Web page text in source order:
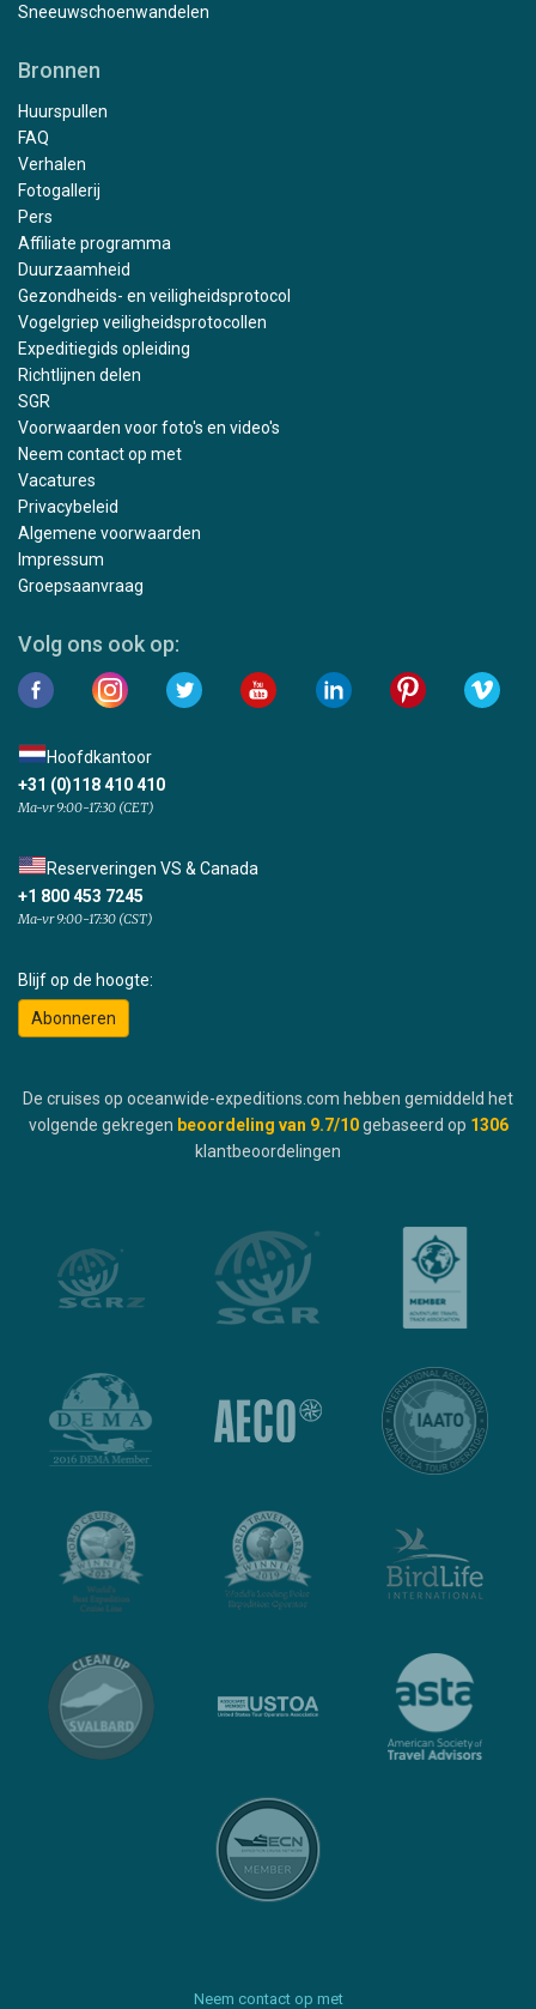
Sneeuwschoenwandelen
Bronnen
Huurspullen
FAQ
Verhalen
Fotogallerij
Pers
Affiliate programma
Duurzaamheid
Gezondheids- en veiligheidsprotocol
Vogelgriep veiligheidsprotocollen
Expeditiegids opleiding
Richtlijnen delen
SGR
Voorwaarden voor foto's en video's
Neem contact op met
Vacatures
Privacybeleid
Algemene voorwaarden
Impressum
Groepsaanvraag
Volg ons ook op:
Hoofdkantoor
+31 (0)118 410 410
Ma-vr 9:00-17:30 (CET)
Reserveringen VS & Canada
+1 800 453 7245
Ma-vr 9:00-17:30 (CST)
Blijf op de hoogte:
Abonneren
De cruises op oceanwide-expeditions.com hebben gemiddeld het
volgende gekregen beoordeling van 9.7/10 gebaseerd op 1306
klantbeoordelingen
Neem contact op met